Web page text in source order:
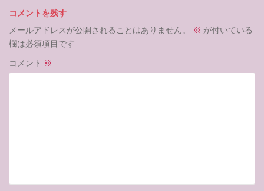
コメントを残す
メールアドレスが公開されることはありません。
※ が付いている
欄は必須項目です
コメント ※